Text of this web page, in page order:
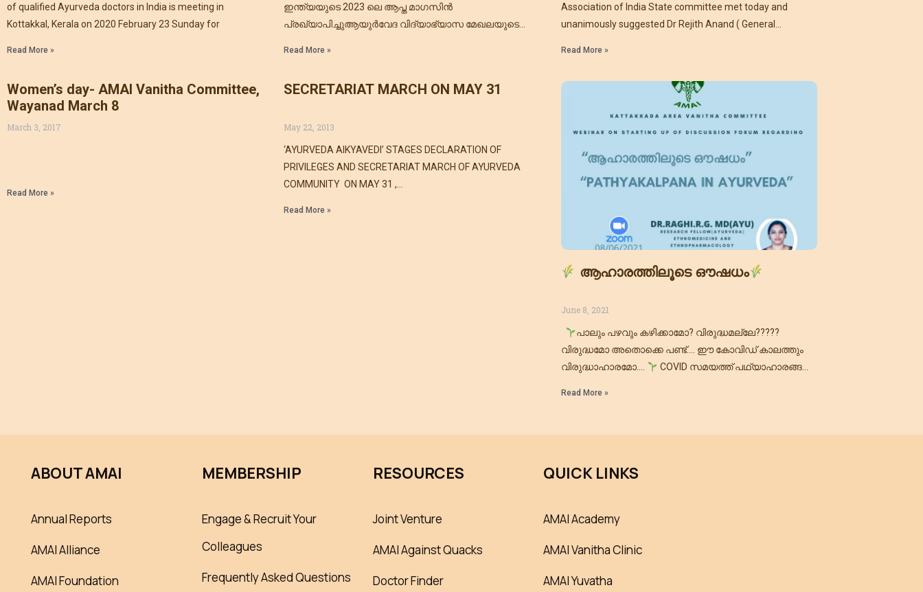
of qualified Ayurveda doctors in India is meeting in
Kottakkal, Kerala on 2020 February 23 Sunday for
Read More »
ഇന്ത്യയുടെ 2023 ലെ ആപ്ത മാഗസിൻ
പ്രഖ്യാപിച്ചുആയുർവേദ വിദ്യാഭ്യാസ മേഖലയുടെ
Read More »
Association of India State committee met today and
unanimously suggested Dr Rejith Anand ( General
Read More »
Women’s day- AMAI Vanitha Committee,
Wayanad March 8
March 3, 2017
Read More »
SECRETARIAT MARCH ON MAY 31
May 22, 2013
‘AYURVEDA AIKYAVEDI’ STAGES DECLARATION OF
PRIVILEGES AND SECRETARIAT MARCH OF AYURVEDA
COMMUNITY ON MAY 31 ,
Read More »
ആഹാരത്തിലൂടെ ഔഷധം
June 8, 2021
പാലും പഴവും കഴിക്കാമോ? വിരുദ്ധമല്ലേ?????
വിരുദ്ധമോ അതൊക്കെ പണ്ട്…. ഈ കോവിഡ് കാലത്തും
വിരുദ്ധാഹാരമോ….
COVID സമയത്ത് പഥ്യാഹാരങ്ങൾ
Read More »
ABOUT AMAI
Annual Reports
AMAI Alliance
AMAI Foundation
MEMBERSHIP
Engage & Recruit Your
Colleagues
Frequently Asked Questions
RESOURCES
Joint Venture
AMAI Against Quacks
Doctor Finder
QUICK LINKS
AMAI Academy
AMAI Vanitha Clinic
AMAI Yuvatha